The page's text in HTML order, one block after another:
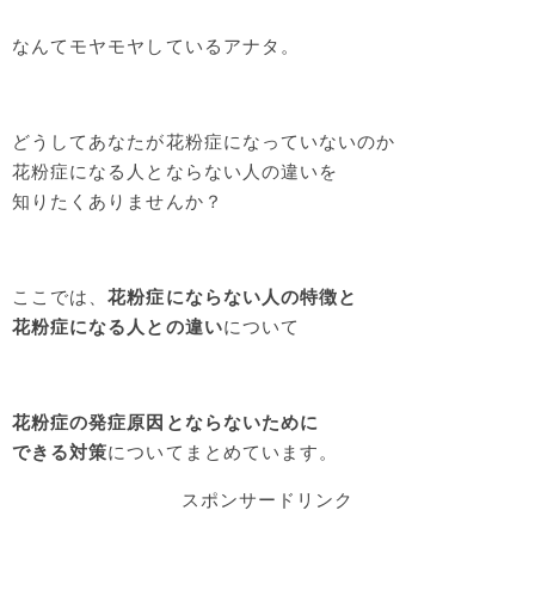
なんてモヤモヤしているアナタ。
どうしてあなたが花粉症になっていないのか
花粉症になる人とならない人の違いを
知りたくありませんか？
ここでは、花粉症にならない人の特徴と
花粉症になる人との違いについて
花粉症の発症原因とならないために
できる対策についてまとめています。
スポンサードリンク